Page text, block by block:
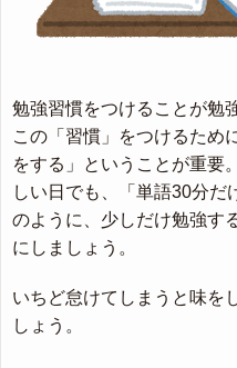
勉強習慣をつけることが勉
この「習慣」をつけるため
をする」ということが重要
しい日でも、「単語30分だ
のように、少しだけ勉強す
にしましょう。
いちど怠けてしまうと味を
しょう。